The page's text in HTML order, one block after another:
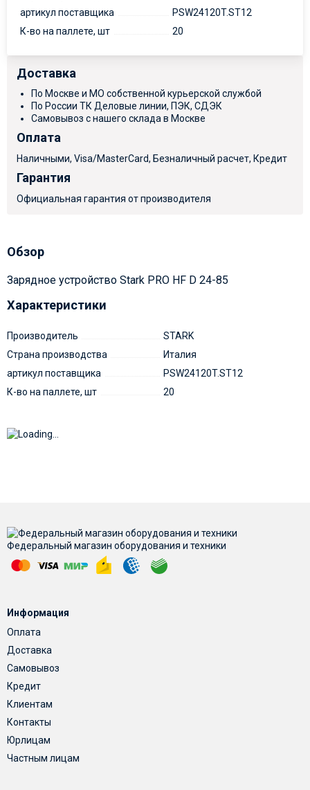
артикул поставщика
PSW24120T.ST12
К-во на паллете, шт
20
Доставка
По Москве и МО собственной курьерской службой
По России ТК Деловые линии, ПЭК, СДЭК
Самовывоз с нашего склада в Москве
Оплата
Наличными, Visa/MasterCard, Безналичный расчет, Кредит
Гарантия
Официальная гарантия от производителя
Обзор
Зарядное устройство Stark PRO HF D 24-85
Характеристики
Производитель
STARK
Страна производства
Италия
артикул поставщика
PSW24120T.ST12
К-во на паллете, шт
20
Федеральный магазин оборудования и техники
Информация
Оплата
Доставка
Самовывоз
Кредит
Клиентам
Контакты
Юрлицам
Частным лицам